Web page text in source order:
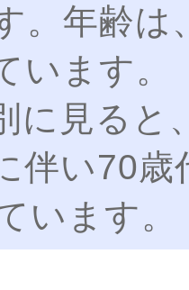
。年齢は
います。
に見ると
伴い70
います。